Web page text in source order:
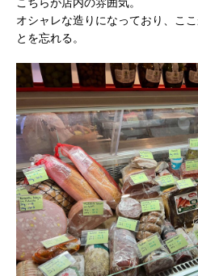
オシャレな造りになっており、こ
とを忘れる。